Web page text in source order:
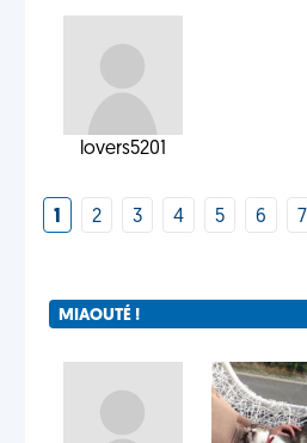
lovers5201
1 2 3 4 5 6 7
MIAOUTÉ !